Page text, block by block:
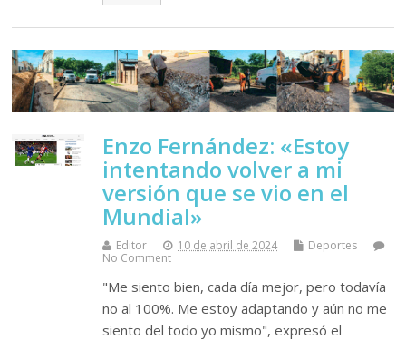
Enzo Fernández: «Estoy
intentando volver a mi
versión que se vio en el
Mundial»
Editor 10 de abril de 2024
Deportes
No Comment
"Me siento bien, cada día mejor, pero todavía
no al 100%. Me estoy adaptando y aún no me
siento del todo yo mismo", expresó el